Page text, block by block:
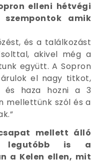
elleni hétvégi
amik
és a találkozást
akivel még a
együtt. A Sopron
el nagy titkot,
és haza hozni a 3
mellettünk szól és a
mellett álló
legutóbb is a
a Kelen ellen, mit